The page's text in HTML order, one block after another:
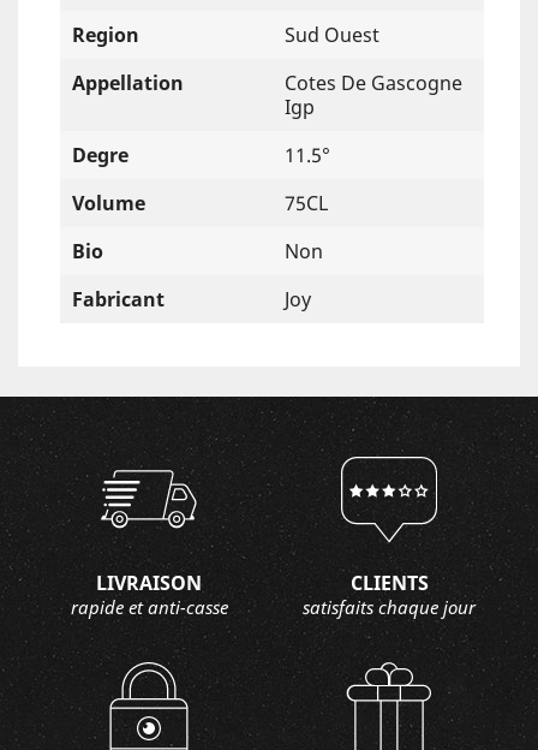
Region
Sud Ouest
Appellation
Cotes De Gascogne
Igp
Degre
11.5°
Volume
75CL
Bio
Non
Fabricant
Joy
LIVRAISON
rapide et anti-casse
CLIENTS
satisfaits chaque jour